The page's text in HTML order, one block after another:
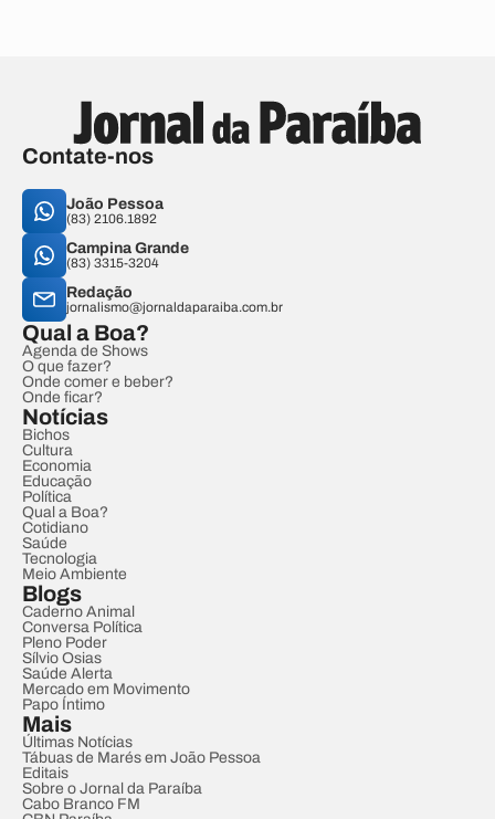
Contate-nos
João Pessoa
(83) 2106.1892
Campina Grande
(83) 3315-3204
Redação
jornalismo@jornaldaparaiba.com.br
Qual a Boa?
Agenda de Shows
O que fazer?
Onde comer e beber?
Onde ficar?
Notícias
Bichos
Cultura
Economia
Educação
Política
Qual a Boa?
Cotidiano
Saúde
Tecnologia
Meio Ambiente
Blogs
Caderno Animal
Conversa Política
Pleno Poder
Sílvio Osias
Saúde Alerta
Mercado em Movimento
Papo Íntimo
Mais
Últimas Notícias
Tábuas de Marés em João Pessoa
Editais
Sobre o Jornal da Paraíba
Cabo Branco FM